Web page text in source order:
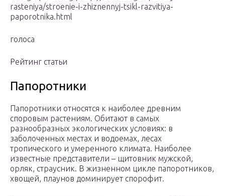
rasteniya/stroenie-i-zhiznennyj-tsikl-razvitiya-
paporotnika.html
голоса
Рейтинг статьи
Папоротники
Папоротники относятся к наиболее древним
споровым растениям. Обитают в самых
разнообразных экологических условиях: в
заболоченных местах и водоемах, лесах
тропического и умеренного климата. Наиболее
известные представители – щитовник мужской,
орляк, страусник. В жизненном цикле папоротников,
хвощей, плаунов доминирует спорофит.